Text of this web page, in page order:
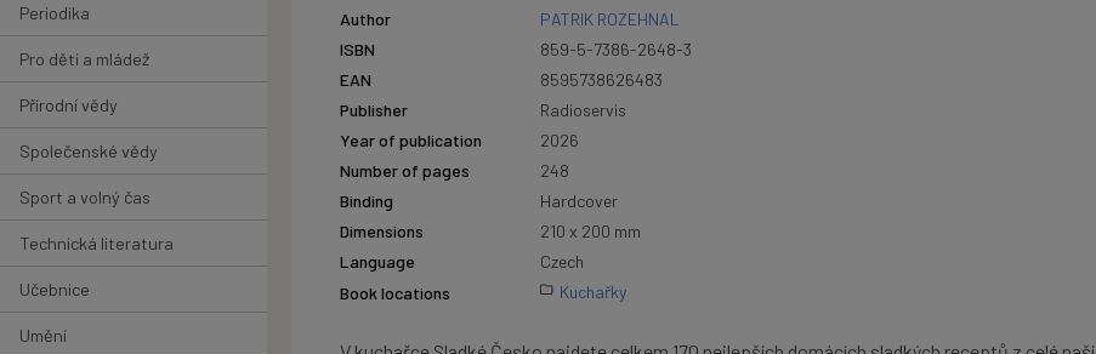
Periodika
Pro děti a mládež
Přírodní vědy
Společenské vědy
Sport a volný čas
Technická literatura
Učebnice
Umění
Author
PATRIK ROZEHNAL
ISBN
859-5-7386-2648-3
EAN
8595738626483
Publisher
Radioservis
Year of publication
2026
Number of pages
248
Binding
Hardcover
Dimensions
210 x 200 mm
Language
Czech
Book locations
Kuchařky